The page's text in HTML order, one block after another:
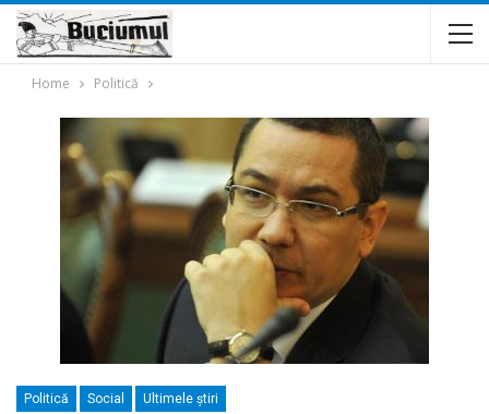
Home Politică
Politică Social Ultimele ştiri